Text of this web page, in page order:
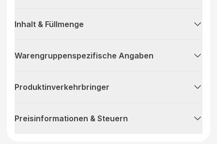
Inhalt & Füllmenge
Warengruppenspezifische Angaben
Produktinverkehrbringer
Preisinformationen & Steuern